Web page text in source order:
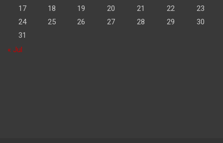
17
18 19 20 21 22
23
24
25 26 27 28 29
30
31
« Jul